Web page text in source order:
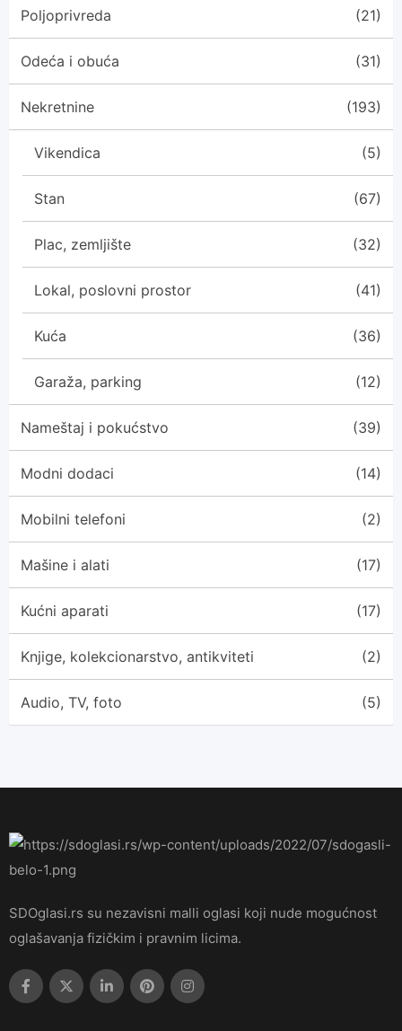
Poljoprivreda (21)
Odeća i obuća (31)
Nekretnine (193)
Vikendica (5)
Stan (67)
Plac, zemljište (32)
Lokal, poslovni prostor (41)
Kuća (36)
Garaža, parking (12)
Nameštaj i pokućstvo (39)
Modni dodaci (14)
Mobilni telefoni (2)
Mašine i alati (17)
Kućni aparati (17)
Knjige, kolekcionarstvo, antikviteti (2)
Audio, TV, foto (5)
SDOglasi.rs su nezavisni malli oglasi koji nude mogućnost
oglašavanja fizičkim i pravnim licima.